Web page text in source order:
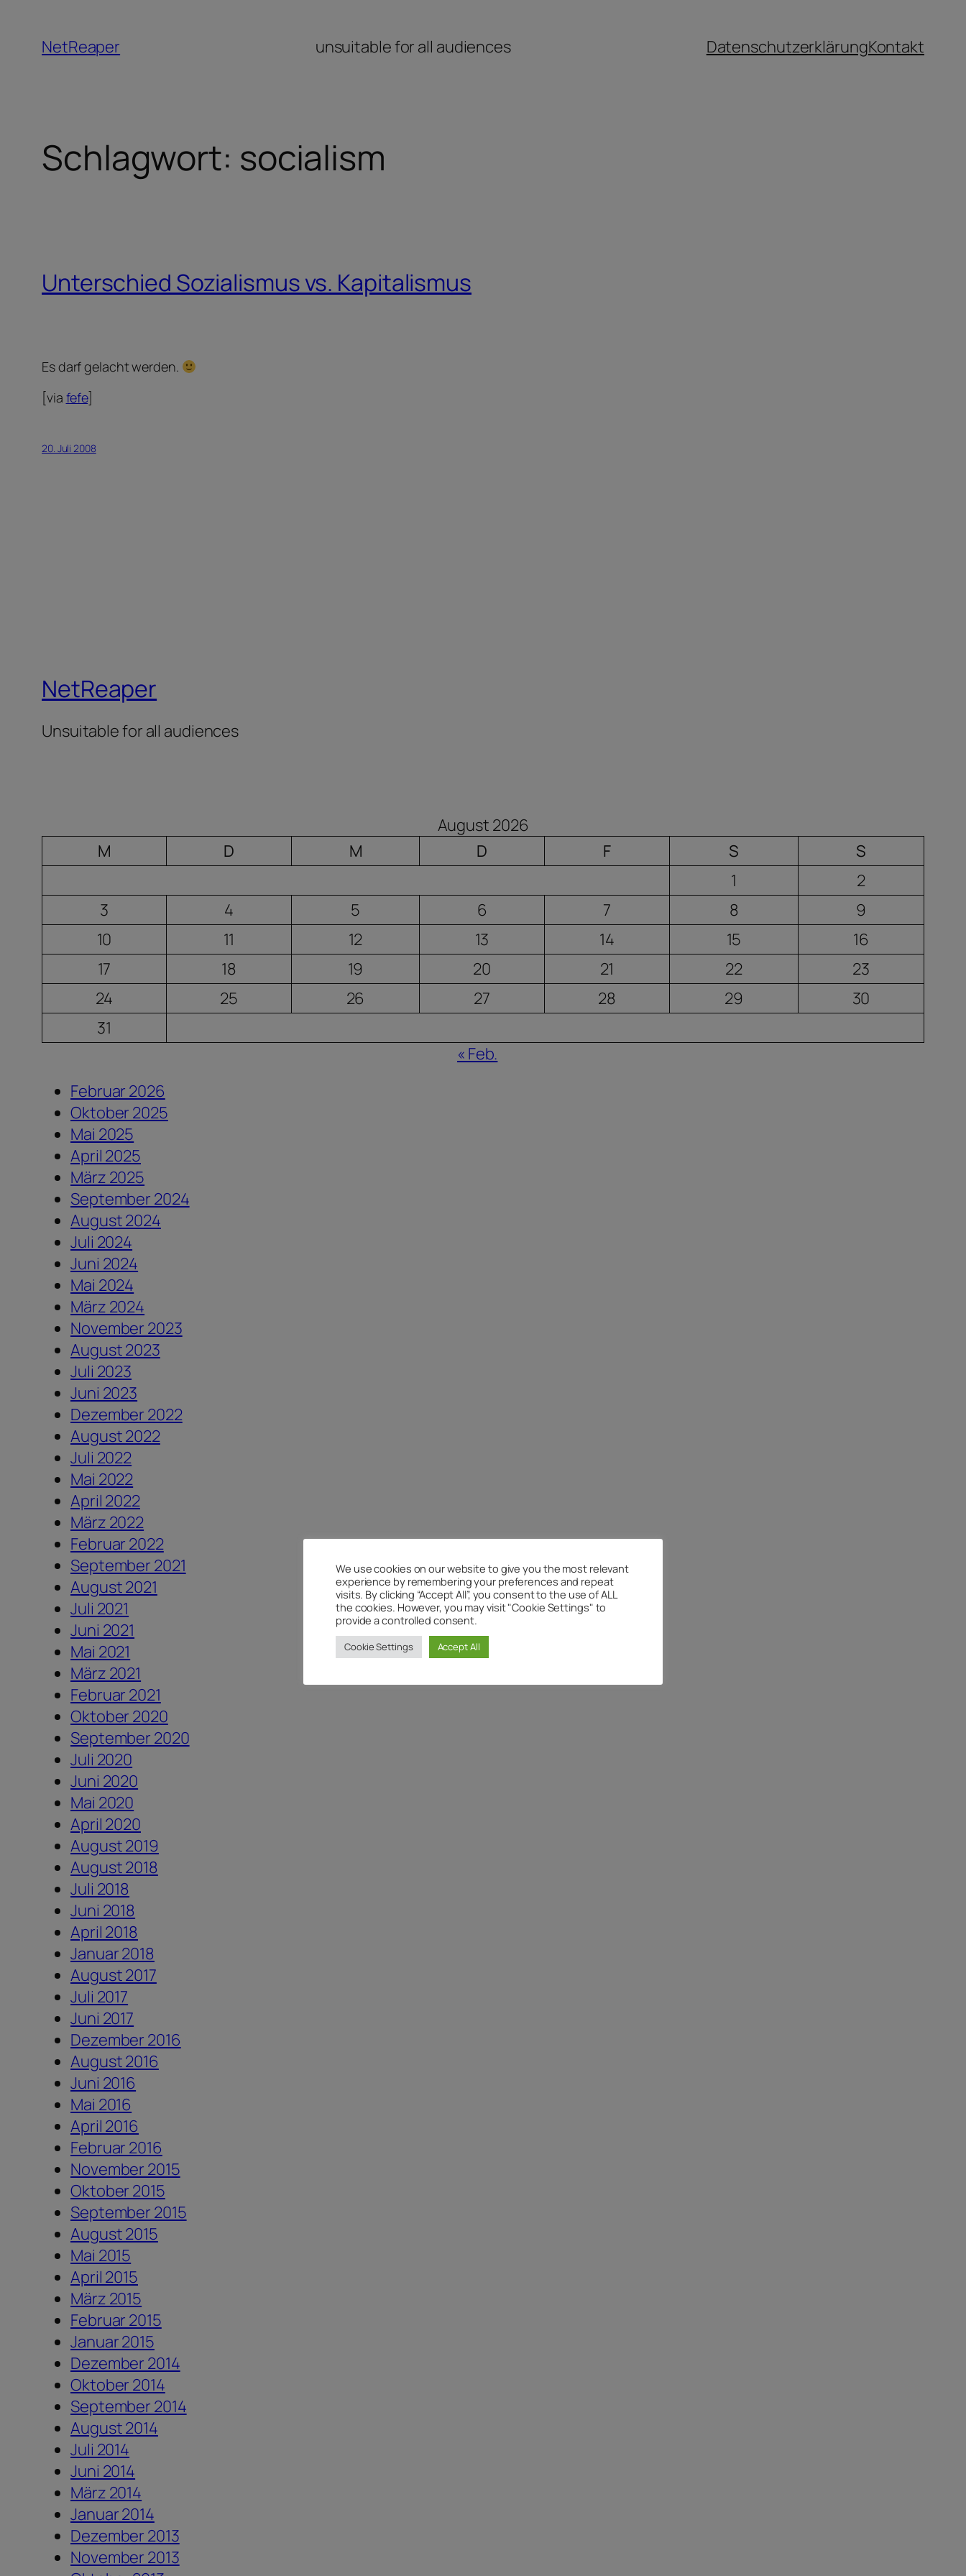
Inhalt
springen
NetReaper unsuitable for all audiences DatenschutzerklärungKontakt
Schlagwort: socialism
Unterschied Sozialismus vs. Kapitalismus
Es darf gelacht werden.
[via fefe]
20. Juli 2008
NetReaper
Unsuitable for all audiences
August 2026
M
D M D F S
S
1
2
3
4 5 6 7 8
9
10
11 12 13 14 15
16
17
18 19 20 21 22
23
24
25 26 27 28 29
30
31
« Feb.
Februar 2026
Oktober 2025
Mai 2025
April 2025
März 2025
September 2024
August 2024
Juli 2024
Juni 2024
Mai 2024
März 2024
November 2023
August 2023
Juli 2023
Juni 2023
Dezember 2022
August 2022
Juli 2022
Mai 2022
April 2022
März 2022
Februar 2022
September 2021
August 2021
Juli 2021
Juni 2021
Mai 2021
März 2021
Februar 2021
Oktober 2020
September 2020
Juli 2020
Juni 2020
Mai 2020
April 2020
August 2019
August 2018
Juli 2018
Juni 2018
April 2018
Januar 2018
August 2017
Juli 2017
Juni 2017
Dezember 2016
August 2016
Juni 2016
Mai 2016
April 2016
Februar 2016
November 2015
Oktober 2015
September 2015
August 2015
Mai 2015
April 2015
März 2015
Februar 2015
Januar 2015
Dezember 2014
Oktober 2014
September 2014
August 2014
Juli 2014
Juni 2014
März 2014
Januar 2014
Dezember 2013
November 2013
We use cookies on our website to give you the most relevant
experience by remembering your preferences and repeat
visits. By clicking “Accept All”, you consent to the use of ALL
the cookies. However, you may visit "Cookie Settings" to
provide a controlled consent.
Cookie Settings Accept All